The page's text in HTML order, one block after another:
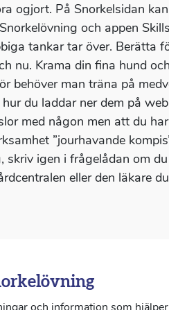
ogjort. På Snorkelsidan
och appen Skills
tankar tar över. Berätta
nu. Krama din fina hund
behöver man träna på
du laddar ner dem på
med någon men att du
”jourhavande
igen i frågelådan om
eller den läkare